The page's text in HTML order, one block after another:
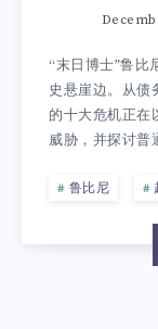
“末日博士”鲁比
史悬崖边。从债
的十大危机正在
威胁，并探讨普
鲁比尼